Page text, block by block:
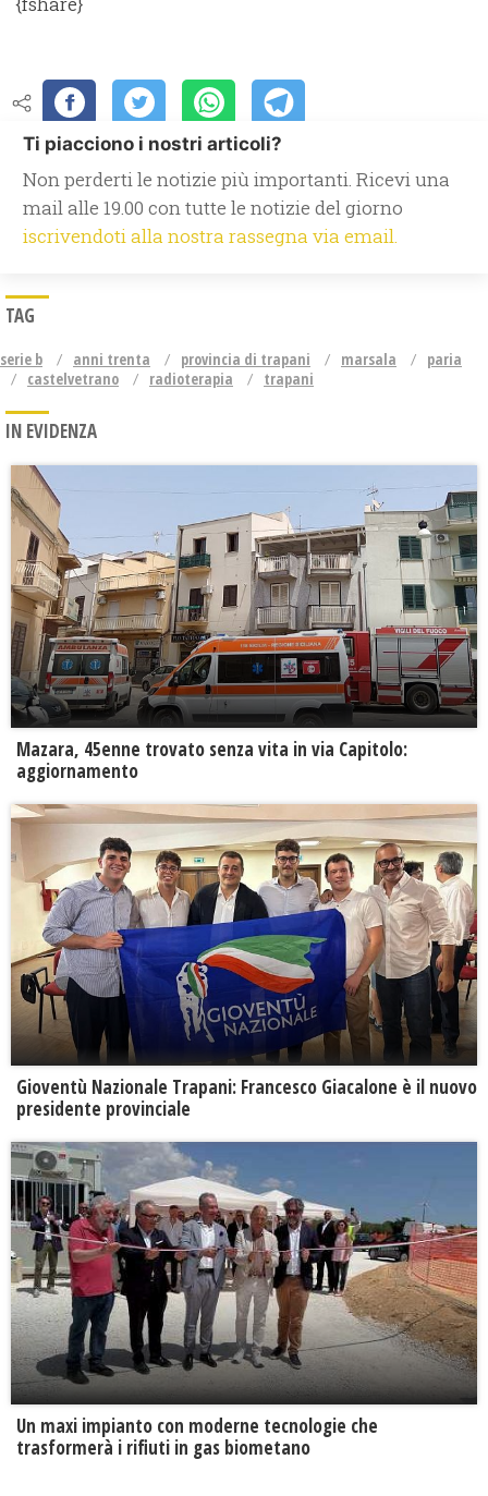
Ti piacciono i nostri articoli?
Non perderti le notizie più importanti. Ricevi una
mail alle 19.00 con tutte le notizie del giorno
iscrivendoti alla nostra rassegna via email.
TAG
serie b anni trenta provincia di trapani marsala
paria
castelvetrano
radioterapia trapani
IN EVIDENZA
Mazara, 45enne trovato senza vita in via Capitolo:
aggiornamento
Gioventù Nazionale Trapani: Francesco Giacalone è il nuovo
presidente provinciale
Un maxi impianto con moderne tecnologie che
trasformerà i rifiuti in gas biometano